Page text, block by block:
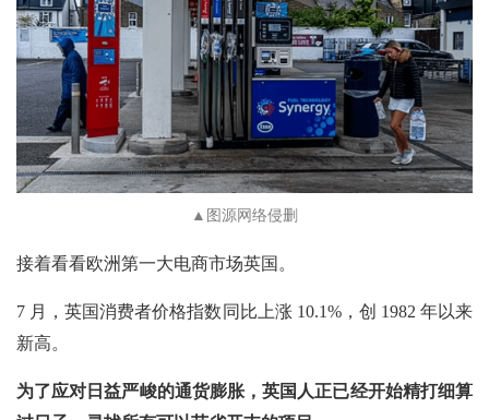
▲图源网络侵删
接着看看欧洲第一大电商市场英国。
7 月，英国消费者价格指数同比上涨 10.1%，创 1982 年以来
新高。
为了应对日益严峻的通货膨胀，英国人正已经开始精打细算